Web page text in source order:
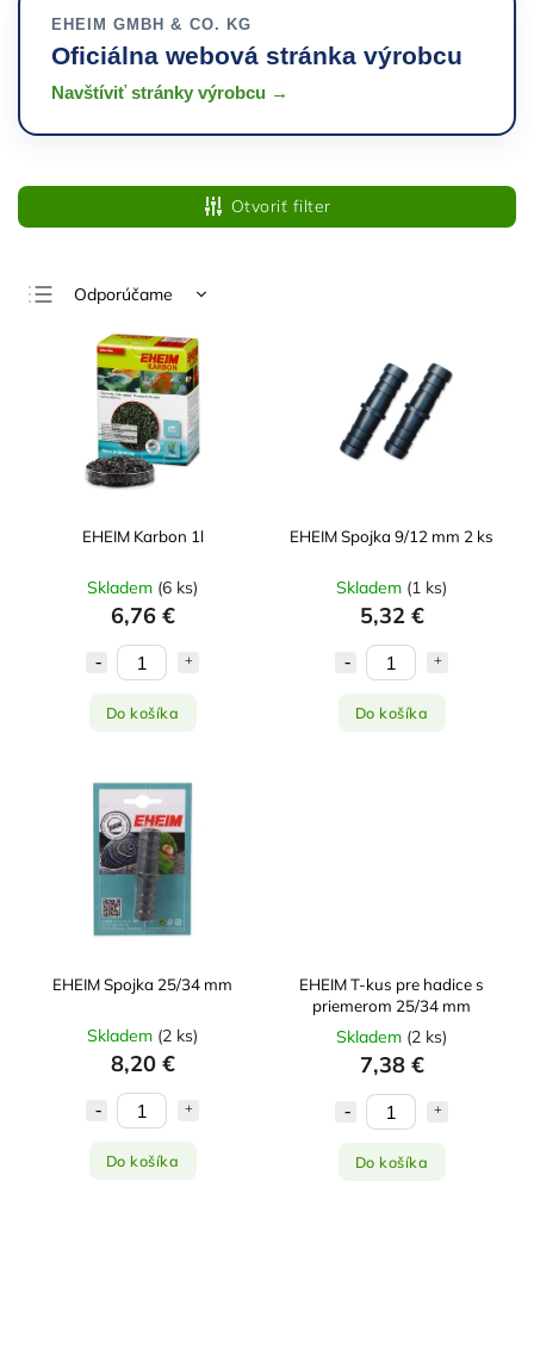
EHEIM GMBH & CO. KG
Oficiálna webová stránka výrobcu
Navštíviť stránky výrobcu →
Otvoriť filter
Odporúčame
Najlacnejšie
Najdrahšie
Najpredávanejšie
Abecedne
EHEIM Karbon 1l
Skladem (6 ks)
6,76 €
Do košíka
EHEIM Spojka 9/12 mm 2 ks
Skladem (1 ks)
5,32 €
Do košíka
EHEIM Spojka 25/34 mm
Skladem (2 ks)
8,20 €
Do košíka
EHEIM T-kus pre hadice s
priemerom 25/34 mm
Skladem (2 ks)
7,38 €
Do košíka